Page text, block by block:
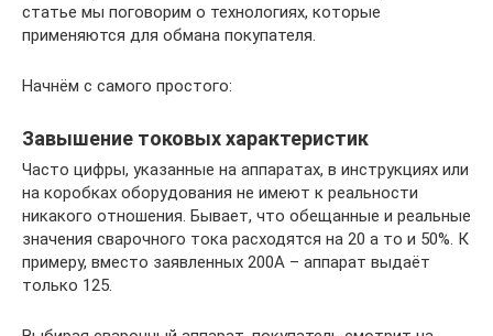
статье мы поговорим о технологиях, которые
применяются для обмана покупателя.
Начнём с самого простого:
Завышение токовых характеристик
Часто цифры, указанные на аппаратах, в инструкциях или
на коробках оборудования не имеют к реальности
никакого отношения. Бывает, что обещанные и реальные
значения сварочного тока расходятся на 20 а то и 50%. К
примеру, вместо заявленных 200А – аппарат выдаёт
только 125.